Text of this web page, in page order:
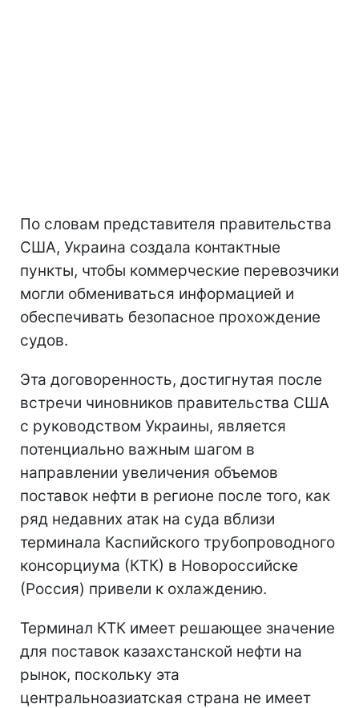
По словам представителя правительства
США, Украина создала контактные
пункты, чтобы коммерческие перевозчики
могли обмениваться информацией и
обеспечивать безопасное прохождение
судов.
Эта договоренность, достигнутая после
встречи чиновников правительства США
с руководством Украины, является
потенциально важным шагом в
направлении увеличения объемов
поставок нефти в регионе после того, как
ряд недавних атак на суда вблизи
терминала Каспийского трубопроводного
консорциума (КТК) в Новороссийске
(Россия) привели к охлаждению.
Терминал КТК имеет решающее значение
для поставок казахстанской нефти на
рынок, поскольку эта
центральноазиатская страна не имеет